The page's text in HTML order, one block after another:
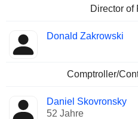
Director of
Donald Zakrowski
Comptroller/
Daniel Skovronsky
52 Jahre